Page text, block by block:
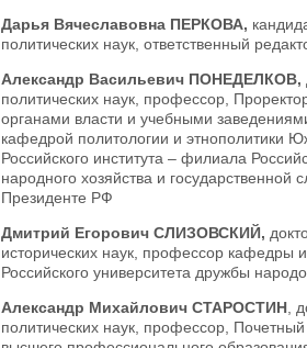
Дарья Вячеславовна ПЕРКОВА,
политических наук, ответственный
Александр Васильевич ПОНЕДЕЛКОВ,
политических наук, профессор,
органами власти и учебными
кафедрой политологии и этнополитики
Российского института – филиала
народного хозяйства и государственной
Президенте РФ
Дмитрий Егорович СЛИЗОВСКИЙ,
исторических наук, профессор кафедры
Российского университета дружбы
Александр Михайлович СТАРОСТИН ,
политических наук, профессор,